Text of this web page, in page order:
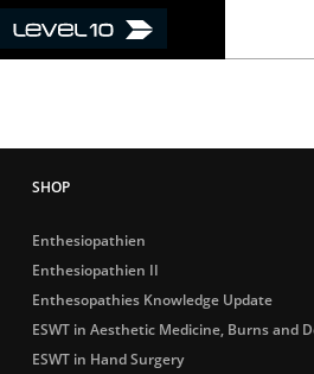
Enthesiopathien
Enthesiopathien II
Enthesopathies Knowledge Update
ESWT in Aesthetic Medicine, Burns and
ESWT in Hand Surgery